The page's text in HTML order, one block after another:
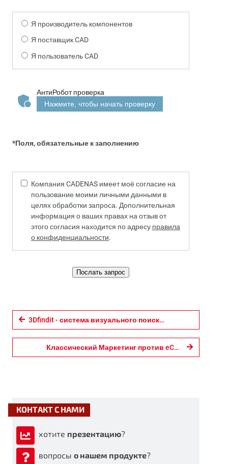
Я производитель компонентов
Я поставщик CAD
Я пользователь CAD
АнтиРобот проверка
Нажмите, чтобы начать проверку
*Поля, обязательные к заполнению
Компания CADENAS имеет моё согласие на
пользование моими личными данными в
целях обработки запроса. Дополнительная
информация о ваших правах на отзыв от
этого согласия находится по адресу правила
о конфиденциальности.
Послать запрос
3Dfindit - система визуального поиска в 3D
Классический Маркетинг против eCATALOGsolutions
КОНТАКТ С НАМИ
хотите презентацию?
вопросы о нашем продукте?